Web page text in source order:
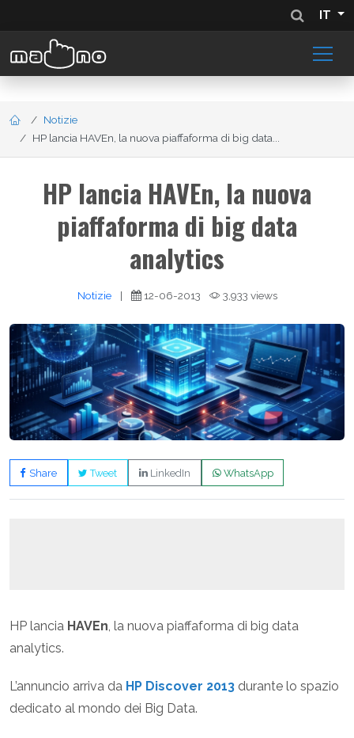
IT
Notizie
HP lancia HAVEn, la nuova piaffaforma di big data...
HP lancia HAVEn, la nuova
piaffaforma di big data
analytics
Notizie | 12-06-2013 3,933 views
Share Tweet LinkedIn WhatsApp
HP lancia HAVEn, la nuova piaffaforma di big data
analytics.
L’annuncio arriva da HP Discover 2013 durante lo spazio
dedicato al mondo dei Big Data.